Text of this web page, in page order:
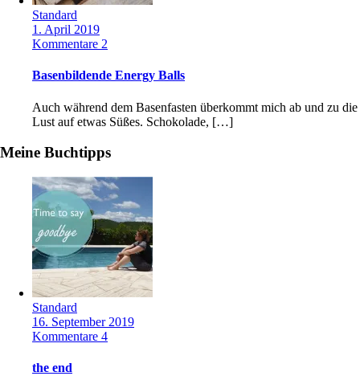
Standard
1. April 2019
Kommentare 2
Basenbildende Energy Balls
Auch während dem Basenfasten überkommt mich ab und zu die
Lust auf etwas Süßes. Schokolade, […]
Meine Buchtipps
Standard
16. September 2019
Kommentare 4
the end